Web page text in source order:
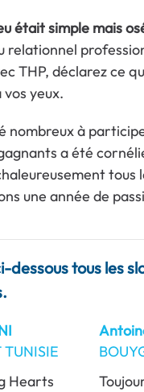
était simple mais
relationnel
THP, déclarez ce
yeux.
nombreux à
a été
tous
une année de
dessous tous les
TUNISIE
Hearts